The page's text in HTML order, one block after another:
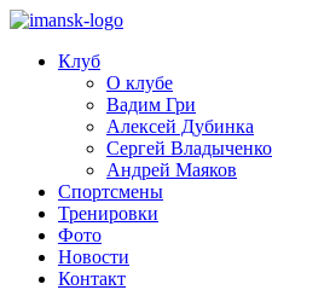
Клуб
О клубе
Вадим Гри
Алексей Дубинка
Сергей Владыченко
Андрей Маяков
Спортсмены
Тренировки
Фото
Новости
Контакт